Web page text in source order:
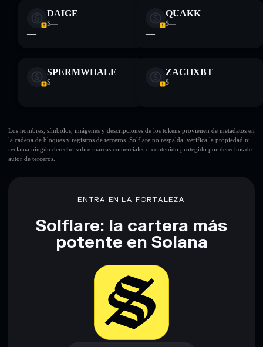
DAIGE
$—
—
QUAKK
$—
—
SPERMWHALE
$—
—
ZACHXBT
$—
—
Los nombres, símbolos, imágenes y descripciones de los tokens provienen de metadatos en
la cadena de bloques y registros de terceros. Solflare no respalda, verifica la propiedad ni
reclama ningún derecho sobre marcas comerciales o contenido protegido por derechos de
autor de terceros.
ENTRA EN LA FORTALEZA
Solflare: la cartera más
potente en Solana
Descargar ahora